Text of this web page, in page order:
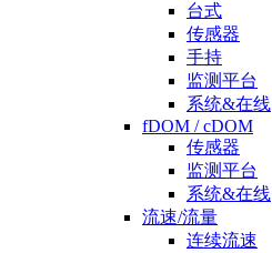
台式
传感器
手持
监测平台
系统&在线
fDOM / cDOM
传感器
监测平台
系统&在线
流速/流量
连续流速